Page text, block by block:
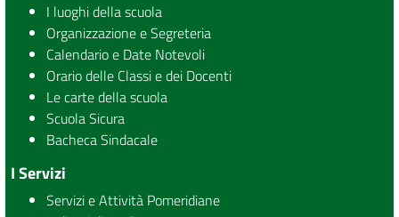
[…]
I luoghi della scuola
Organizzazione e Segreteria
Calendario e Date Notevoli
Orario delle Classi e dei Docenti
Le carte della scuola
Scuola Sicura
Bacheca Sindacale
I Servizi
Servizi e Attività Pomeridiane